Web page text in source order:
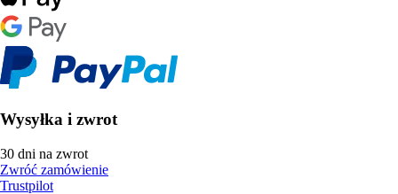
Wysyłka i zwrot
30 dni na zwrot
Zwróć zamówienie
Trustpilot